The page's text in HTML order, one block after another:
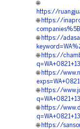
🌐
https://
🌐 https://
🌐 https://
🌐 https://
🌐 https://
🌐 https://
🌐 https://
🌐 https://